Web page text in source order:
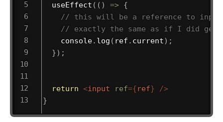
useEffect ( ( ) => {
// this will be a reference to input
// exactly the same as if I did
    console
. log ( ref . current) ;
}) ;
return <input ref={ref}
/>
}